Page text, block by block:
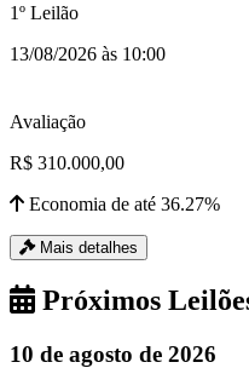
1º Leilão
13/08/2026 às 10:00
Avaliação
R$ 310.000,00
Economia de até 36.27%
Mais detalhes
Próximos
10 de agosto de 2026